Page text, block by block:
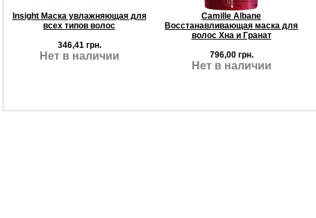
Insight Маска увлажняющая для
всех типов волос
346,41 грн.
Нет в наличии
Camille Albane
Восстанавливающая маска для
волос Хна и Гранат
796,00 грн.
Нет в наличии